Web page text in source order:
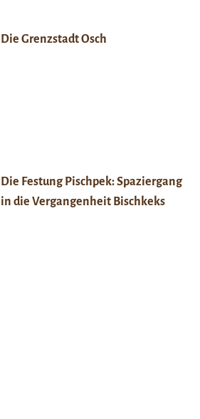
Die Grenzstadt Osch
Die Festung Pischpek: Spaziergang
in die Vergangenheit Bischkeks